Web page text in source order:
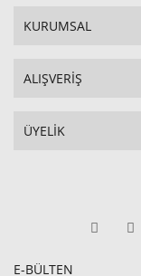
KURUMSAL
ALIŞVERİŞ
ÜYELİK
E-BÜLTEN